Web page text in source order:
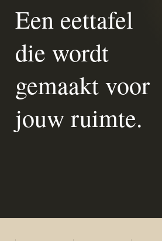
Een eettafel
die wordt
gemaakt voor
jouw ruimte.